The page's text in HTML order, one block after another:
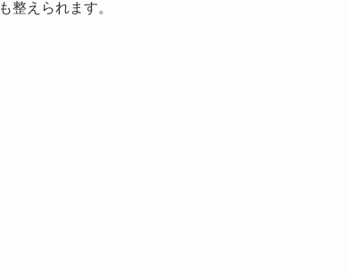
整えられます。